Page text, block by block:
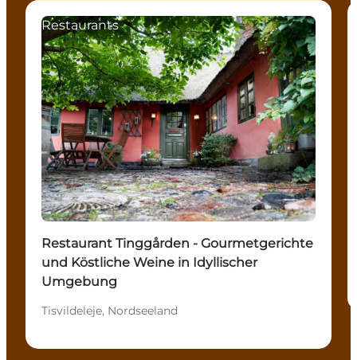
Restaurants
Restaurant Tinggården - Gourmetgerichte
und Köstliche Weine in Idyllischer
Umgebung
Tisvildeleje, Nordseeland